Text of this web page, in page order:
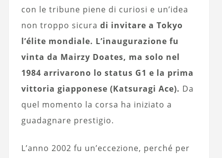
con le tribune piene di curiosi e un’idea
non troppo sicura di invitare a Tokyo
l’élite mondiale. L’inaugurazione fu
vinta da Mairzy Doates, ma solo nel
1984 arrivarono lo status G1 e la prima
vittoria giapponese (Katsuragi Ace). Da
quel momento la corsa ha iniziato a
guadagnare prestigio.
L’anno 2002 fu un’eccezione, perché per